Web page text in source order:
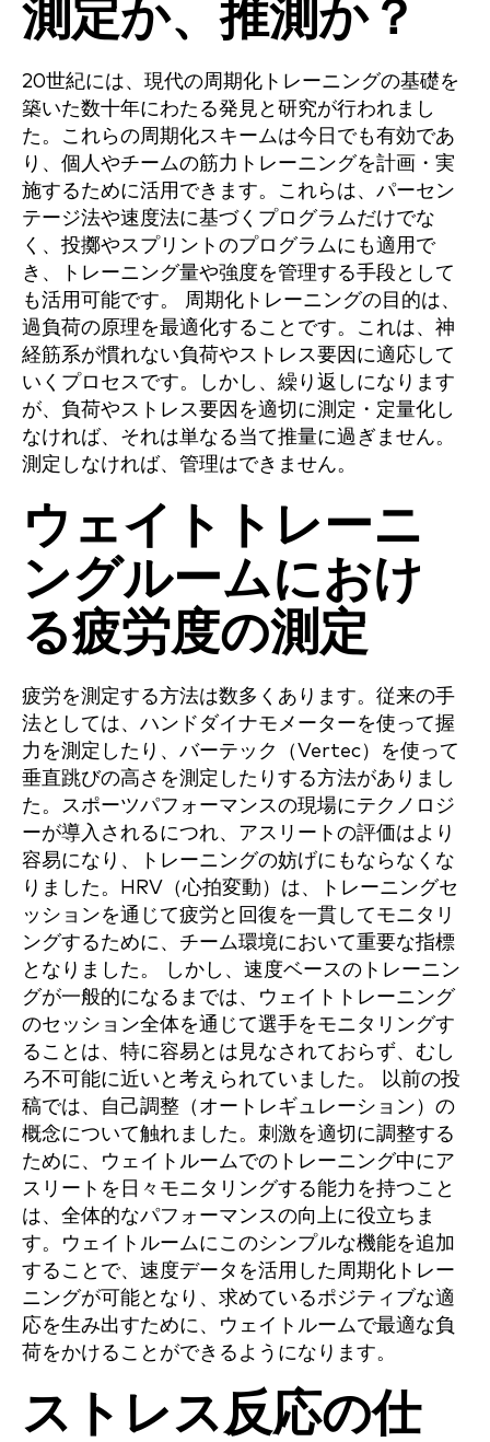
測定か、推測か？
20世紀には、現代の周期化トレーニングの基礎を
築いた数十年にわたる発見と研究が行われまし
た。これらの周期化スキームは今日でも有効であ
り、個人やチームの筋力トレーニングを計画・実
施するために活用できます。これらは、パーセン
テージ法や速度法に基づくプログラムだけでな
く、投擲やスプリントのプログラムにも適用で
き、トレーニング量や強度を管理する手段として
も活用可能です。 周期化トレーニングの目的は、
過負荷の原理を最適化することです。これは、神
経筋系が慣れない負荷やストレス要因に適応して
いくプロセスです。しかし、繰り返しになります
が、負荷やストレス要因を適切に測定・定量化し
なければ、それは単なる当て推量に過ぎません。
測定しなければ、管理はできません。
ウェイトトレーニ
ングルームにおけ
る疲労度の測定
疲労を測定する方法は数多くあります。従来の手
法としては、ハンドダイナモメーターを使って握
力を測定したり、バーテック（Vertec）を使って
垂直跳びの高さを測定したりする方法がありまし
た。スポーツパフォーマンスの現場にテクノロジ
ーが導入されるにつれ、アスリートの評価はより
容易になり、トレーニングの妨げにもならなくな
りました。HRV（心拍変動）は、トレーニングセ
ッションを通じて疲労と回復を一貫してモニタリ
ングするために、チーム環境において重要な指標
となりました。 しかし、速度ベースのトレーニン
グが一般的になるまでは、ウェイトトレーニング
のセッション全体を通じて選手をモニタリングす
ることは、特に容易とは見なされておらず、むし
ろ不可能に近いと考えられていました。 以前の投
稿では、自己調整（オートレギュレーション）の
概念について触れました。刺激を適切に調整する
ために、ウェイトルームでのトレーニング中にア
スリートを日々モニタリングする能力を持つこと
は、全体的なパフォーマンスの向上に役立ちま
す。ウェイトルームにこのシンプルな機能を追加
することで、速度データを活用した周期化トレー
ニングが可能となり、求めているポジティブな適
応を生み出すために、ウェイトルームで最適な負
荷をかけることができるようになります。
ストレス反応の仕